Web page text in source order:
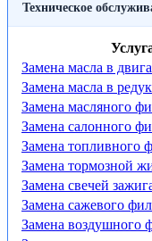
Техническое
Замена масла в
Замена масла в
Замена масляного
Замена салонного
Замена топливного
Замена тормозной
Замена свечей
Замена сажевого
Замена воздушного